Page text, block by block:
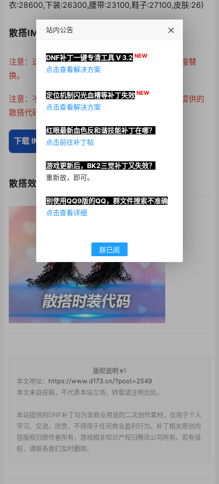
衣:28600,下装:26300,腰带:23100,鞋子:27100,皮肤:26}
散搭IMG下载
注意：这不是成品补丁，主要方便制作补丁时可直接替
换。
注意：不排除游戏更新造成失效，可自行通过上方提供的
散搭代码拼合制作IMG文件。
下载 IMG 文件
散搭效果图
版权说明
本文地址： https://www.d173.cn/?post=2549
本文来自投稿，不代表本站立场，转载请注明出处。
本站提供的DNF补丁均为非商业用途的二次创作素材，仅用于个人
学习、交流、欣赏，不得用于任何商业盈利行为。补丁相关原创内
容版权归原作者所有，游戏相关知识产权归腾讯公司所有。若有侵
权，请联系我们及时删除。
站内公告
DNF补丁一键专清工具 V 3.2 NEW
点击查看解决方案
定位机制闪光血槽等补丁失效 NEW
点击查看解决方案
红眼最新血色反和谐技能补丁在哪？
点击前往补丁帖
游戏更新后，BK2三觉补丁又失效？
重新放，即可。
别使用QQ9版的QQ，群文件搜索不准确
点击查看详细
朕已阅